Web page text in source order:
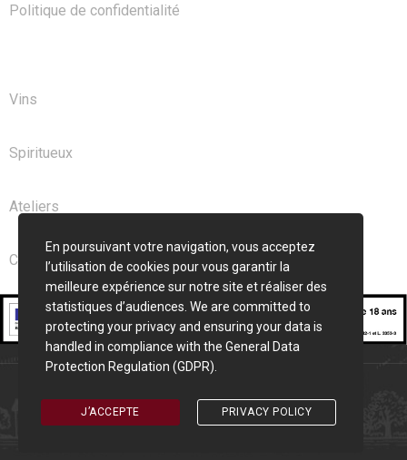
Politique de confidentialité
Vins
Spiritueux
Ateliers
Club
En poursuivant votre navigation, vous acceptez
l’utilisation de cookies pour vous garantir la
meilleure expérience sur notre site et réaliser des
statistiques d’audiences. We are committed to
protecting your privacy and ensuring your data is
handled in compliance with the General Data
Protection Regulation (GDPR)
J’ACCEPTE PRIVACY POLICY